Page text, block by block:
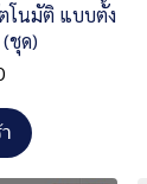
โนมัติ แบบตั้ง
ชุด)